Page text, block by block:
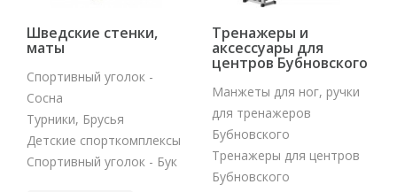
Шведские стенки,
маты
Спортивный уголок -
Сосна
Турники, Брусья
Детские спорткомплексы
Спортивный уголок - Бук
Тренажеры и
аксессуары для
центров Бубновского
Манжеты для ног, ручки
для тренажеров
Бубновского
Тренажеры для центров
Бубновского